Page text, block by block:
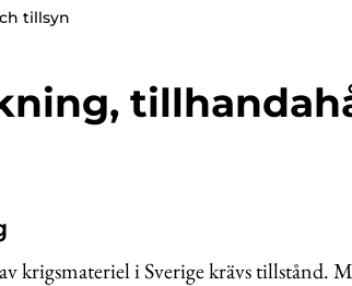
tillsyn
krigsmateriel i Sverige krävs tillstånd.